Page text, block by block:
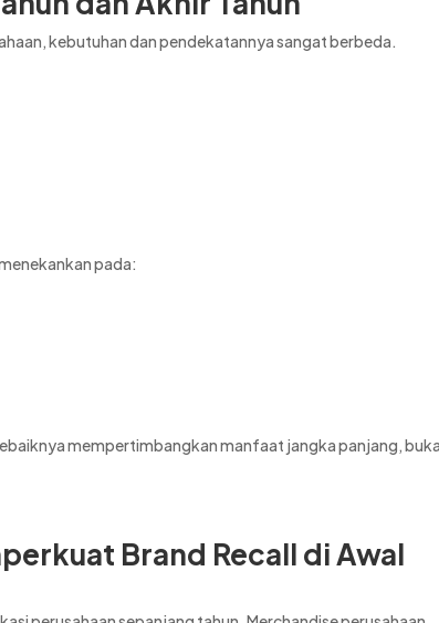
kebutuhan dan pendekatannya sangat berbeda.
pada:
mempertimbangkan manfaat jangka panjang,
Brand Recall di Awal